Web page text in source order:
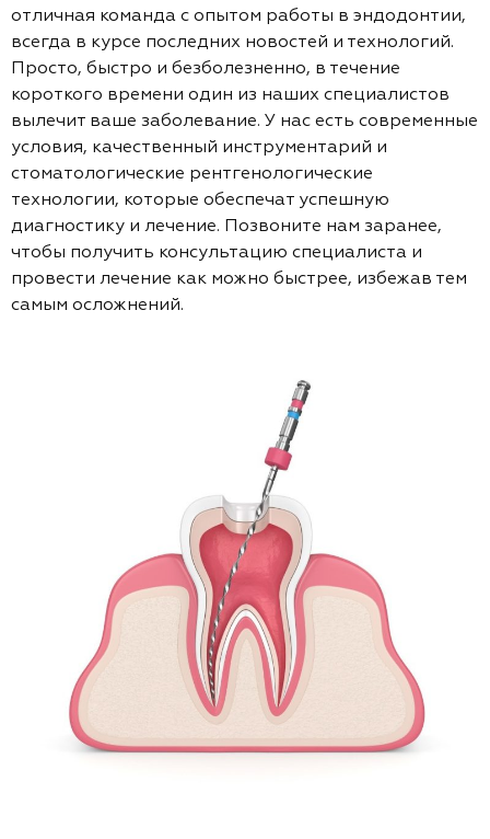
отличная команда с опытом работы в эндодонтии,
всегда в курсе последних новостей и технологий.
Просто, быстро и безболезненно, в течение
короткого времени один из наших специалистов
вылечит ваше заболевание. У нас есть современные
условия, качественный инструментарий и
стоматологические рентгенологические
технологии, которые обеспечат успешную
диагностику и лечение. Позвоните нам заранее,
чтобы получить консультацию специалиста и
провести лечение как можно быстрее, избежав тем
самым осложнений.